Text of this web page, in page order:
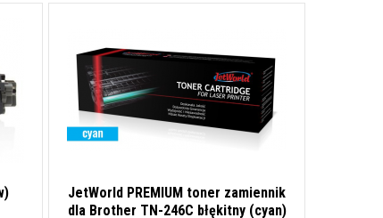
JetWorld PREMIUM toner zamiennik
dla Brother TN-246C błękitny (cyan)